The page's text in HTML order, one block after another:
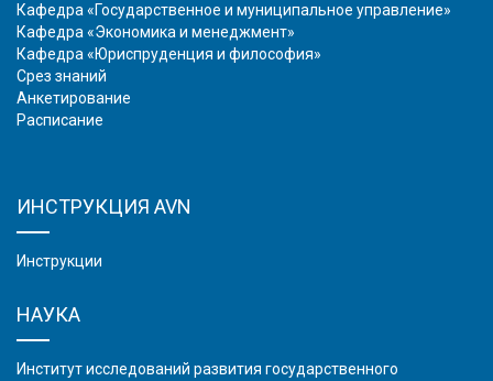
Кафедра «Государственное и муниципальное управление»
Кафедра «Экономика и менеджмент»
Кафедра «Юриспруденция и философия»
Срез знаний
Анкетирование
Расписание
ИНСТРУКЦИЯ AVN
Инструкции
НАУКА
Институт исследований развития государственного